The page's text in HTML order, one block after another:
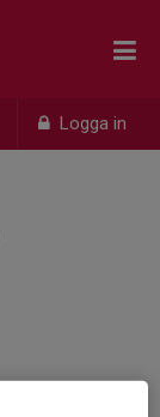
Logga in